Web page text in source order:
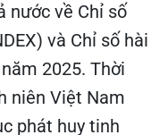
nước về Chỉ số
và Chỉ số hài
2025. Thời
niên Việt Nam
phát huy tinh